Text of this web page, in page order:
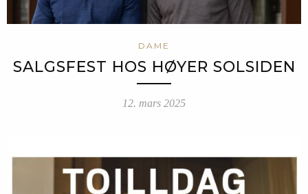
DAME
SALGSFEST HOS HØYER SOLSIDEN
12. mars 2025